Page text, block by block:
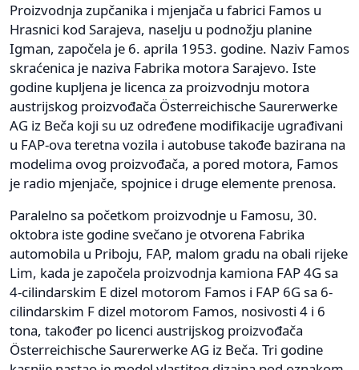
Proizvodnja zupčanika i mjenjača u fabrici Famos u
Hrasnici kod Sarajeva, naselju u podnožju planine
Igman, započela je 6. aprila 1953. godine. Naziv Famos
skraćenica je naziva Fabrika motora Sarajevo. Iste
godine kupljena je licenca za proizvodnju motora
austrijskog proizvođača Österreichische Saurerwerke
AG iz Beča koji su uz određene modifikacije ugrađivani
u FAP-ova teretna vozila i autobuse takođe bazirana na
modelima ovog proizvođača, a pored motora, Famos
je radio mjenjače, spojnice i druge elemente prenosa.
Paralelno sa početkom proizvodnje u Famosu, 30.
oktobra iste godine svečano je otvorena Fabrika
automobila u Priboju, FAP, malom gradu na obali rijeke
Lim, kada je započela proizvodnja kamiona FAP 4G sa
4-cilindarskim E dizel motorom Famos i FAP 6G sa 6-
cilindarskim F dizel motorom Famos, nosivosti 4 i 6
tona, također po licenci austrijskog proizvođača
Österreichische Saurerwerke AG iz Beča. Tri godine